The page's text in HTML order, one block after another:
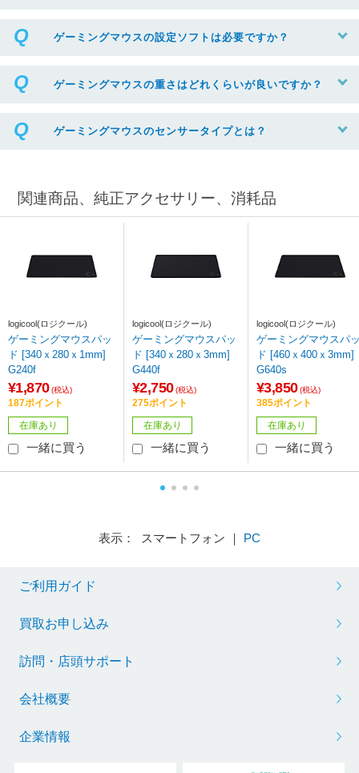
ゲーミングマウスの設定ソフトは必要ですか？
ゲーミングマウスの重さはどれくらいが良いですか？
ゲーミングマウスのセンサータイプとは？
関連商品、純正アクセサリー、消耗品
logicool(ロジクール)
ゲーミングマウスパッ
ド [340ｘ280ｘ1mm]
G240f
¥1,870 (税込)
187ポイント
在庫あり
一緒に買う
logicool(ロジクール)
ゲーミングマウスパッ
ド [340ｘ280ｘ3mm]
G440f
¥2,750 (税込)
275ポイント
在庫あり
一緒に買う
logicool(ロジクール)
ゲーミングマウスパ
ド [460ｘ400ｘ3mm]
G640s
¥3,850 (税込)
385ポイント
在庫あり
一緒に買う
表示： スマートフォン ｜ PC
ご利用ガイド
買取お申し込み
訪問・店頭サポート
会社概要
企業情報